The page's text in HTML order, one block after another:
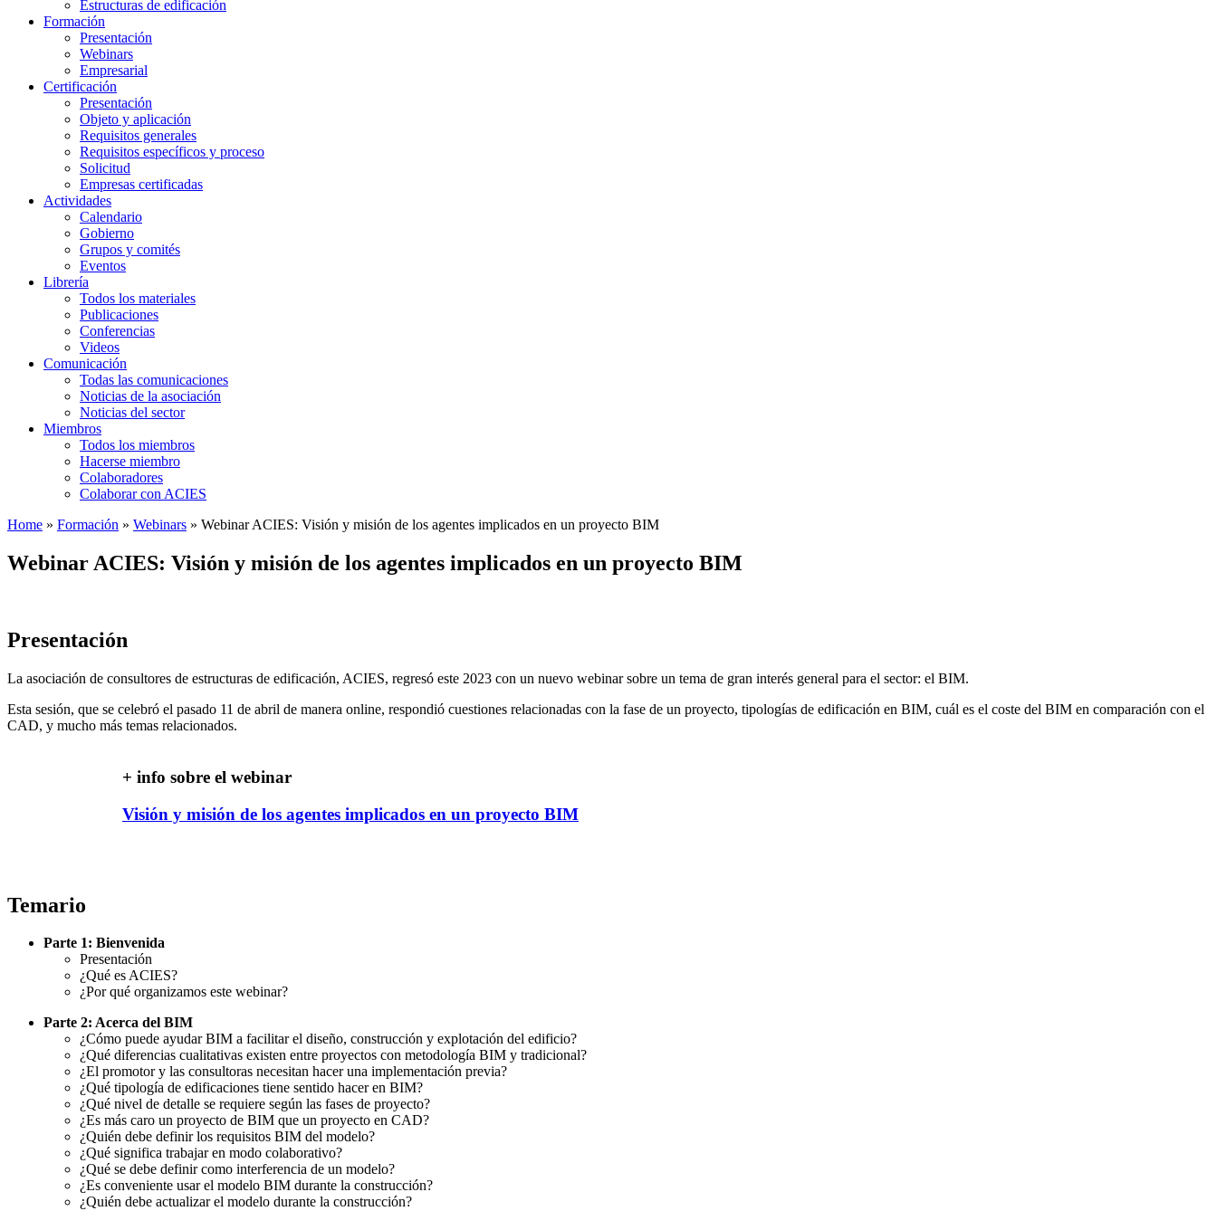
Estructuras de edificación
Formación
Presentación
Webinars
Empresarial
Certificación
Presentación
Objeto y aplicación
Requisitos generales
Requisitos específicos y proceso
Solicitud
Empresas certificadas
Actividades
Calendario
Gobierno
Grupos y comités
Eventos
Librería
Todos los materiales
Publicaciones
Conferencias
Videos
Comunicación
Todas las comunicaciones
Noticias de la asociación
Noticias del sector
Miembros
Todos los miembros
Hacerse miembro
Colaboradores
Colaborar con ACIES
Home » Formación » Webinars » Webinar ACIES: Visión y misión de los agentes implicados en un proyecto BIM
Webinar ACIES: Visión y misión de los agentes implicados en un proyecto BIM
Presentación
La asociación de consultores de estructuras de edificación, ACIES, regresó este 2023 con un nuevo webinar sobre un tema de gran interés general para el sector: el BIM.
Esta sesión, que se celebró el pasado 11 de abril de manera online, respondió cuestiones relacionadas con la fase de un proyecto, tipologías de edificación en BIM, cuál es el coste del BIM en comparación con el
CAD, y mucho más temas relacionados.
+ info sobre el webinar
Visión y misión de los agentes implicados en un proyecto BIM
Temario
Parte 1: Bienvenida
Presentación
¿Qué es ACIES?
¿Por qué organizamos este webinar?
Parte 2: Acerca del BIM
¿Cómo puede ayudar BIM a facilitar el diseño, construcción y explotación del edificio?
¿Qué diferencias cualitativas existen entre proyectos con metodología BIM y tradicional?
¿El promotor y las consultoras necesitan hacer una implementación previa?
¿Qué tipología de edificaciones tiene sentido hacer en BIM?
¿Qué nivel de detalle se requiere según las fases de proyecto?
¿Es más caro un proyecto de BIM que un proyecto en CAD?
¿Quién debe definir los requisitos BIM del modelo?
¿Qué significa trabajar en modo colaborativo?
¿Qué se debe definir como interferencia de un modelo?
¿Es conveniente usar el modelo BIM durante la construcción?
¿Quién debe actualizar el modelo durante la construcción?